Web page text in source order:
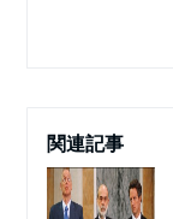
関連記事